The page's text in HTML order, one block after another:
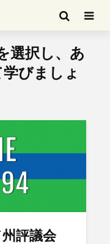
選択し、あ
びましょ
評議会